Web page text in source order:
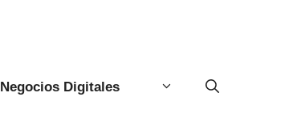
Negocios Digitales